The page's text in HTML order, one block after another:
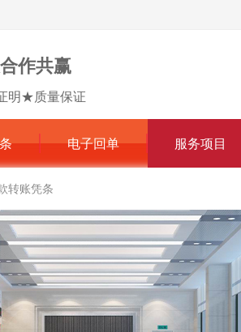
作共赢
明★质量保证
电子回单 服务项目
转账凭条